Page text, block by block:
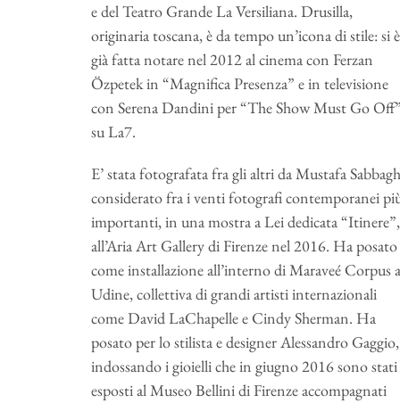
e del Teatro Grande La Versiliana. Drusilla,
originaria toscana, è da tempo un’icona di stile: si è
già fatta notare nel 2012 al cinema con Ferzan
Özpetek in “Magnifica Presenza” e in televisione
con Serena Dandini per “The Show Must Go Off”
su La7.
E’ stata fotografata fra gli altri da Mustafa
considerato fra i venti fotografi contemporanei
importanti, in una mostra a Lei dedicata “Itinere”,
all’Aria Art Gallery di Firenze nel 2016. Ha posato
come installazione all’interno di Maraveé Corpus a
Udine, collettiva di grandi artisti internazionali
come David LaChapelle e Cindy Sherman. Ha
posato per lo stilista e designer Alessandro Gaggio,
indossando i gioielli che in giugno 2016 sono stati
esposti al Museo Bellini di Firenze accompagnati